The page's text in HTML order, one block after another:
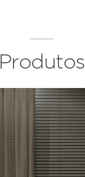
Produtos